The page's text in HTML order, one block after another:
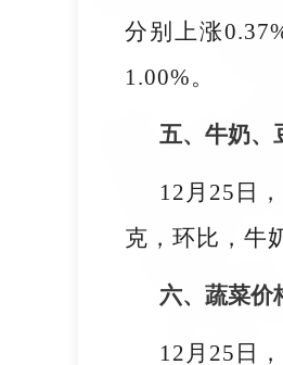
分别上涨
1.00%。
五、牛奶、
12月25日
克，环比，牛
六、蔬菜价
12月25日